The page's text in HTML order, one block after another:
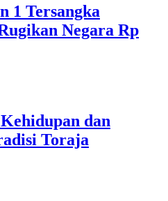
1 Tersangka
Negara Rp
dan
Toraja